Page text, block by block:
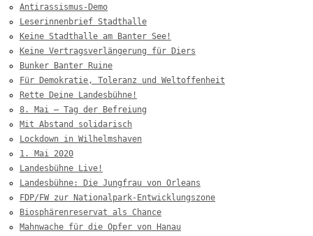
Antirassismus-Demo
Leserinnenbrief Stadthalle
Keine Stadthalle am Banter See!
Keine Vertragsverlängerung für Diers
Bunker Banter Ruine
Für Demokratie, Toleranz und Weltoffenheit
Rette Deine Landesbühne!
8. Mai – Tag der Befreiung
Mit Abstand solidarisch
Lockdown in Wilhelmshaven
1. Mai 2020
Landesbühne Live!
Landesbühne: Die Jungfrau von Orleans
FDP/FW zur Nationalpark-Entwicklungszone
Biosphärenreservat als Chance
Mahnwache für die Opfer von Hanau